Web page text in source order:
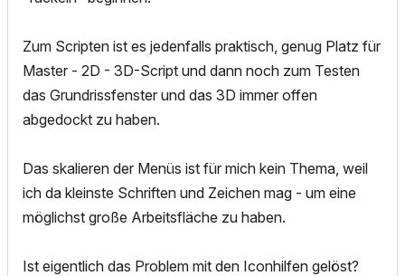
Zum Scripten ist es jedenfalls praktisch, genug Platz für
Master - 2D - 3D-Script und dann noch zum Testen
das Grundrissfenster und das 3D immer offen
abgedockt zu haben.
Das skalieren der Menüs ist für mich kein Thema, weil
ich da kleinste Schriften und Zeichen mag - um eine
möglichst große Arbeitsfläche zu haben.
Ist eigentlich das Problem mit den Iconhilfen gelöst?